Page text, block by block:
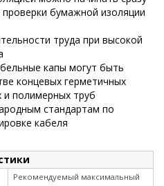
бумажной изоляции
труда при высокой
капы могут быть
концевых герметичных
и полимерных труб
стандартам по
кабеля
Рекомендуемый максимальный